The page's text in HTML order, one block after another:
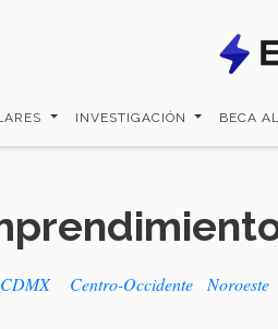
INVESTIGACIÓN BECA
CDMX Centro-Occidente Noroeste